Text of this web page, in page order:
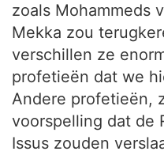
zoals Mohammeds
Mekka zou
verschillen ze
profetieën dat we
Andere profetieën,
voorspelling dat de
Issus zouden